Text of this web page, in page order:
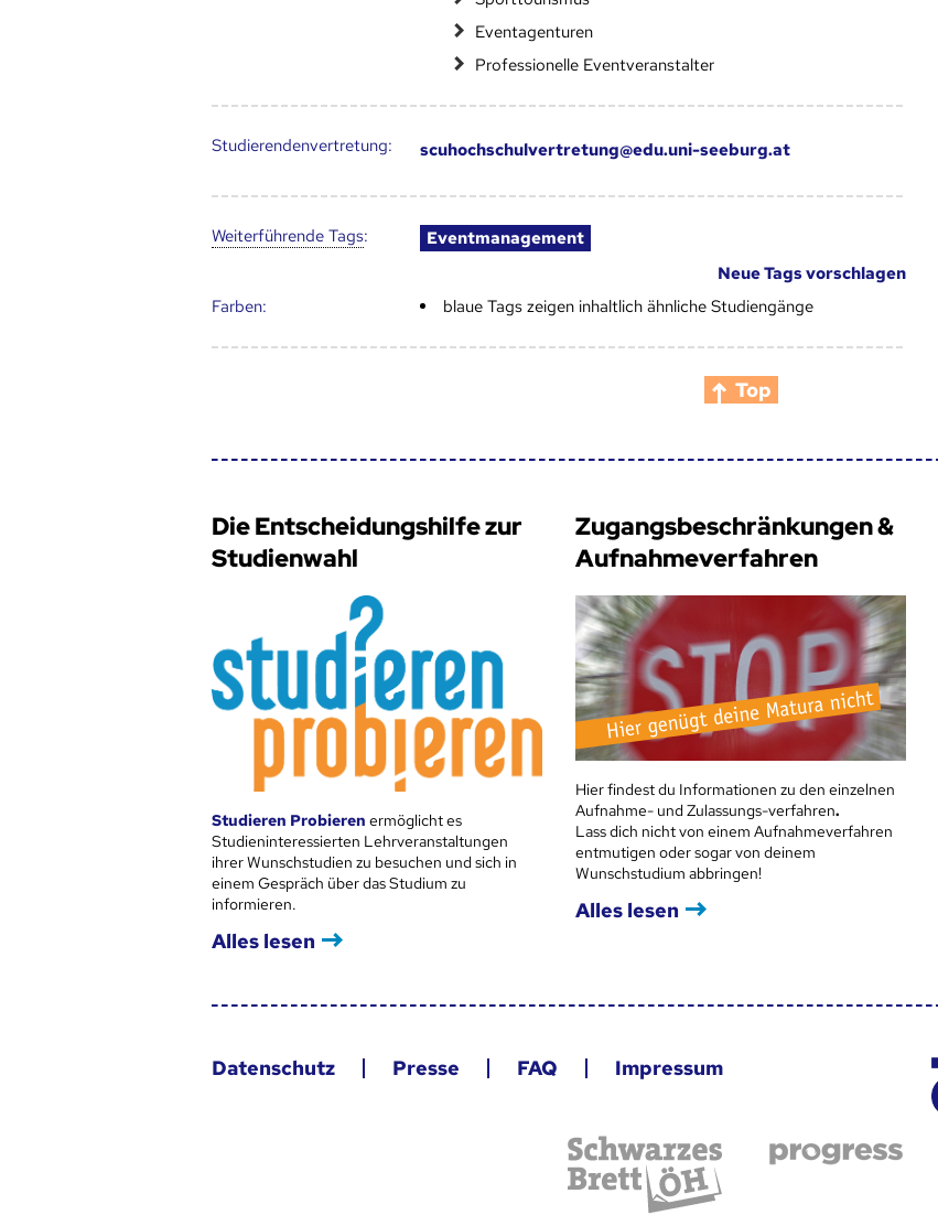
Eventagenturen
Professionelle Eventveranstalter
Studierendenvertretung: scuhochschulvertretung@edu.uni-seeburg.at
Weiter­führende Tags:
Eventmanagement
Neue Tags vorschlagen
Farben:
blaue Tags zeigen inhaltlich ähnliche Studiengänge
Top
Die Entscheidungshilfe zur
Studienwahl
Studieren Probieren ermöglicht es
Studieninteressierten Lehrveranstaltungen
ihrer Wunschstudien zu besuchen und sich in
einem Gespräch über das Studium zu
informieren.
Alles lesen
Zugangsbeschränkungen &
Aufnahmeverfahren
Hier findest du Informationen zu den einzelnen
Aufnahme- und Zulassungs-verfahren.
Lass dich nicht von einem Aufnahmeverfahren
entmutigen oder sogar von deinem
Wunschstudium abbringen!
Alles lesen
Datenschutz Presse FAQ Impressum